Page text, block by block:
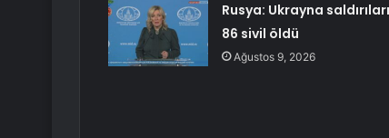
Rusya: Ukrayna
86 sivil öldü
Ağustos 9, 2026